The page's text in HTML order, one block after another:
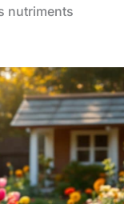
nutriments